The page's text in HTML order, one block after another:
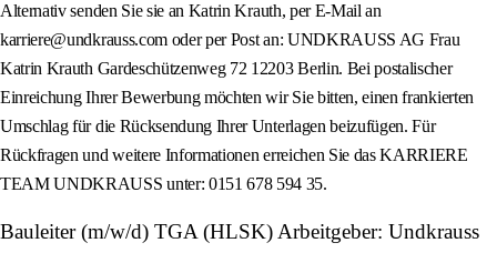
Alternativ senden Sie sie an Katrin Krauth, per E-Mail an
karriere@undkrauss.com oder per Post an: UNDKRAUSS AG Frau
Katrin Krauth Gardeschützenweg 72 12203 Berlin. Bei postalischer
Einreichung Ihrer Bewerbung möchten wir Sie bitten, einen frankierten
Umschlag für die Rücksendung Ihrer Unterlagen beizufügen. Für
Rückfragen und weitere Informationen erreichen Sie das KARRIERE
TEAM UNDKRAUSS unter: 0151 678 594 35.
Bauleiter (m/w/d) TGA (HLSK) Arbeitgeber: Undkrauss